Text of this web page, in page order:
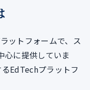
ットフォームで、ス
心に提供していま
EdTechプラットフ